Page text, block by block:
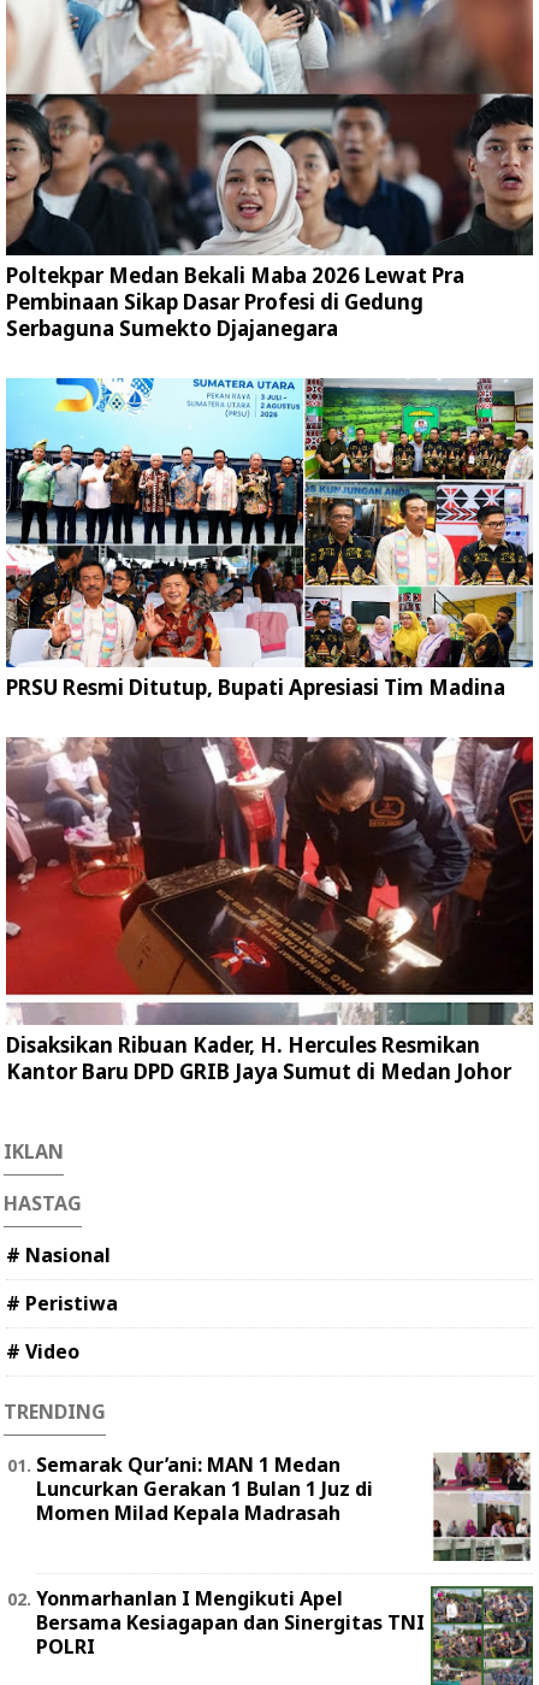
Poltekpar Medan Bekali Maba 2026 Lewat Pra
Pembinaan Sikap Dasar Profesi di Gedung
Serbaguna Sumekto Djajanegara
PRSU Resmi Ditutup, Bupati Apresiasi Tim Madina
Disaksikan Ribuan Kader, H. Hercules Resmikan
Kantor Baru DPD GRIB Jaya Sumut di Medan Johor
IKLAN
HASTAG
# Nasional
# Peristiwa
# Video
TRENDING
Semarak Qur’ani: MAN 1 Medan
Luncurkan Gerakan 1 Bulan 1 Juz di
Momen Milad Kepala Madrasah
Yonmarhanlan I Mengikuti Apel
Bersama Kesiagapan dan Sinergitas TNI
POLRI